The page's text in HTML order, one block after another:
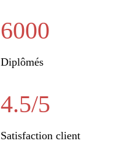
6000
Diplômés
4.5/5
Satisfaction client